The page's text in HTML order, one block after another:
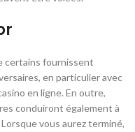
certains fournissent
en particulier avec
en ligne. En outre,
conduiront également à
vous aurez terminé,